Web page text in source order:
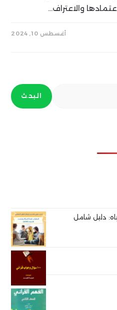
والاعتراف…
أغسطس 10, 2024
البحث
دليل شامل